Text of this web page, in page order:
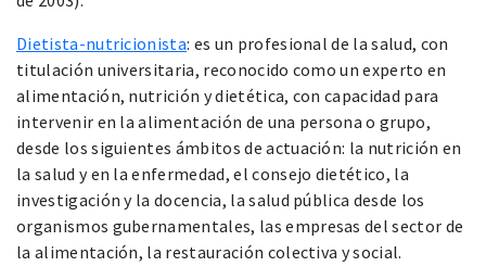
Dietista-nutricionista: es un profesional de la salud, con
titulación universitaria, reconocido como un experto en
alimentación, nutrición y dietética, con capacidad para
intervenir en la alimentación de una persona o grupo,
desde los siguientes ámbitos de actuación: la nutrición en
la salud y en la enfermedad, el consejo dietético, la
investigación y la docencia, la salud pública desde los
organismos gubernamentales, las empresas del sector de
la alimentación, la restauración colectiva y social.